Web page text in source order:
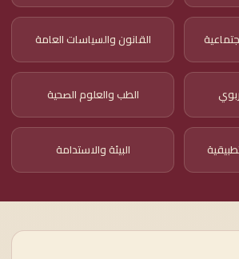
القانون والسياسات العامة
الطب والعلوم الصحية
البيئة والاستدامة